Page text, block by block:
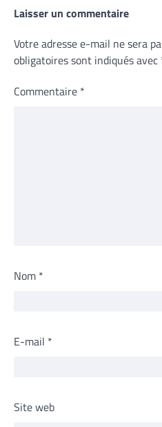
Laisser un commentaire
Votre adresse e-mail ne sera
obligatoires sont indiqués avec
Commentaire *
Nom *
E-mail *
Site web